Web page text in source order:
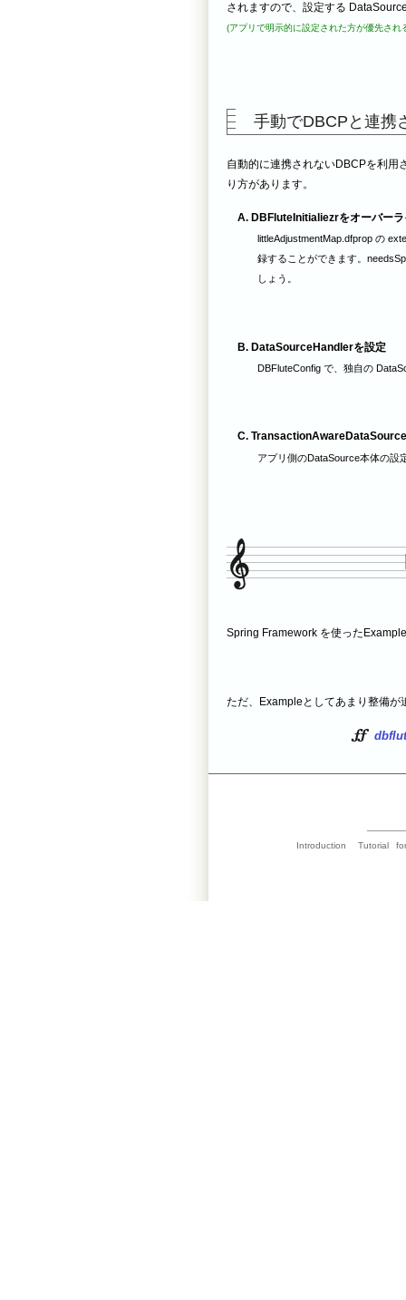
されますので、設定する
(アプリで明示的に設定された方が優先され
手動でDBCPと連携
自動的に連携されないDBCPを利用
り方があります。
A. DBFluteInitialiezrをオーバーラ
littleAdjustmentMap.dfprop の
録することができます。
しょう。
B. DataSourceHandlerを設定
DBFluteConfig で、独自の
C.
アプリ側のDataSource本体の設
Spring Framework を使った
ただ、Exampleとしてあまり整備が
Introduction Tutorial